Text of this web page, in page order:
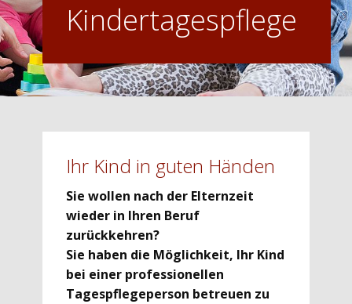
Kindertagespflege
Ihr Kind in guten Händen
Sie wollen nach der Elternzeit
wieder in Ihren Beruf
zurückkehren?
Sie haben die Möglichkeit, Ihr Kind
bei einer professionellen
Tagespflegeperson betreuen zu